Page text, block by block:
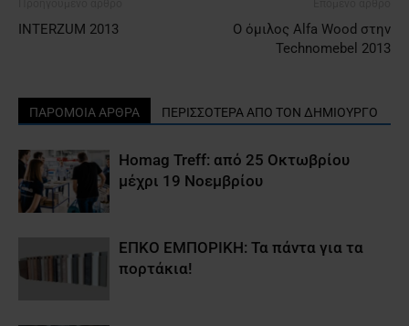
INTERZUM 2013
Ο όμιλος Alfa Wood στην
Technomebel 2013
ΠΑΡΟΜΟΙΑ ΑΡΘΡΑ ΠΕΡΙΣΣΟΤΕΡΑ ΑΠΟ ΤΟΝ ΔΗΜΙΟΥΡΓΟ
Homag Treff: από 25 Οκτωβρίου
μέχρι 19 Νοεμβρίου
ΕΠΚΟ ΕΜΠΟΡΙΚΗ: Τα πάντα για τα
πορτάκια!